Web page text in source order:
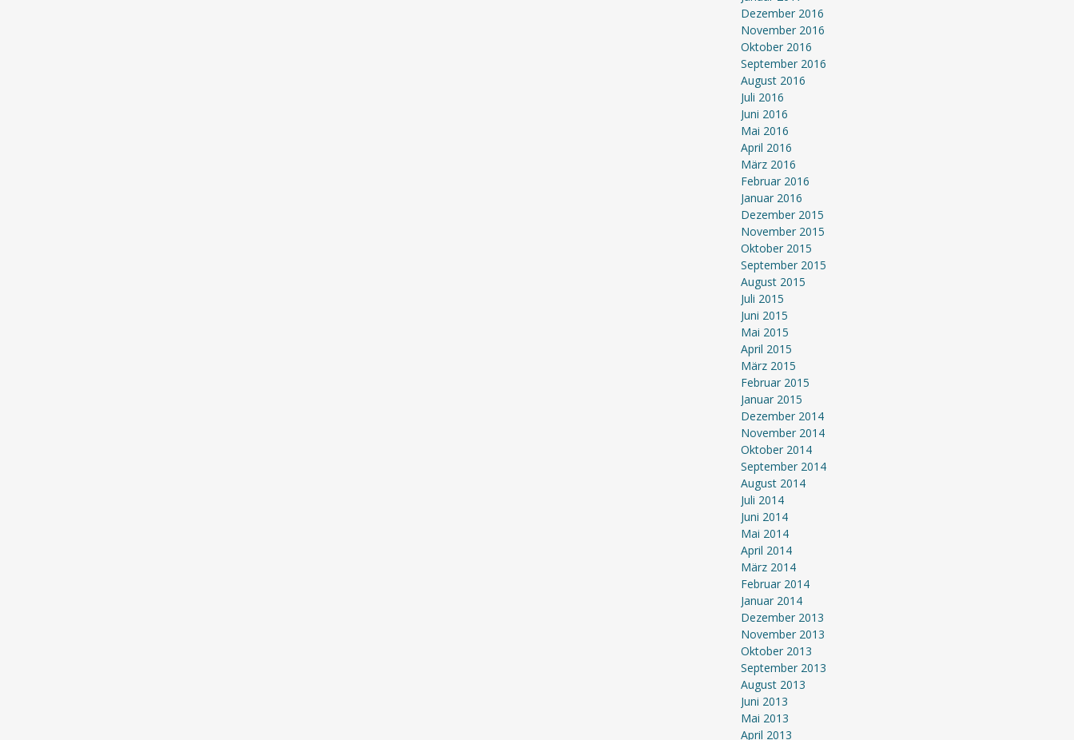
Dezember 2016
November 2016
Oktober 2016
September 2016
August 2016
Juli 2016
Juni 2016
Mai 2016
April 2016
März 2016
Februar 2016
Januar 2016
Dezember 2015
November 2015
Oktober 2015
September 2015
August 2015
Juli 2015
Juni 2015
Mai 2015
April 2015
März 2015
Februar 2015
Januar 2015
Dezember 2014
November 2014
Oktober 2014
September 2014
August 2014
Juli 2014
Juni 2014
Mai 2014
April 2014
März 2014
Februar 2014
Januar 2014
Dezember 2013
November 2013
Oktober 2013
September 2013
August 2013
Juni 2013
Mai 2013
April 2013